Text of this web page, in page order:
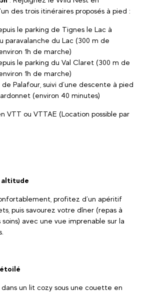
des trois itinéraires proposés à pied :
le parking de Tignes le Lac à
paravalanche du Lac (300 m de
1h de marche)
le parking du Val Claret (300 m de
1h de marche)
Palafour, suivi d’une descente à pied
(environ 40 minutes)
VTT ou VTTAE (Location possible par
altitude
profitez d’un apéritif
puis savourez votre dîner (repas à
avec une vue imprenable sur la
un lit cozy sous une couette en